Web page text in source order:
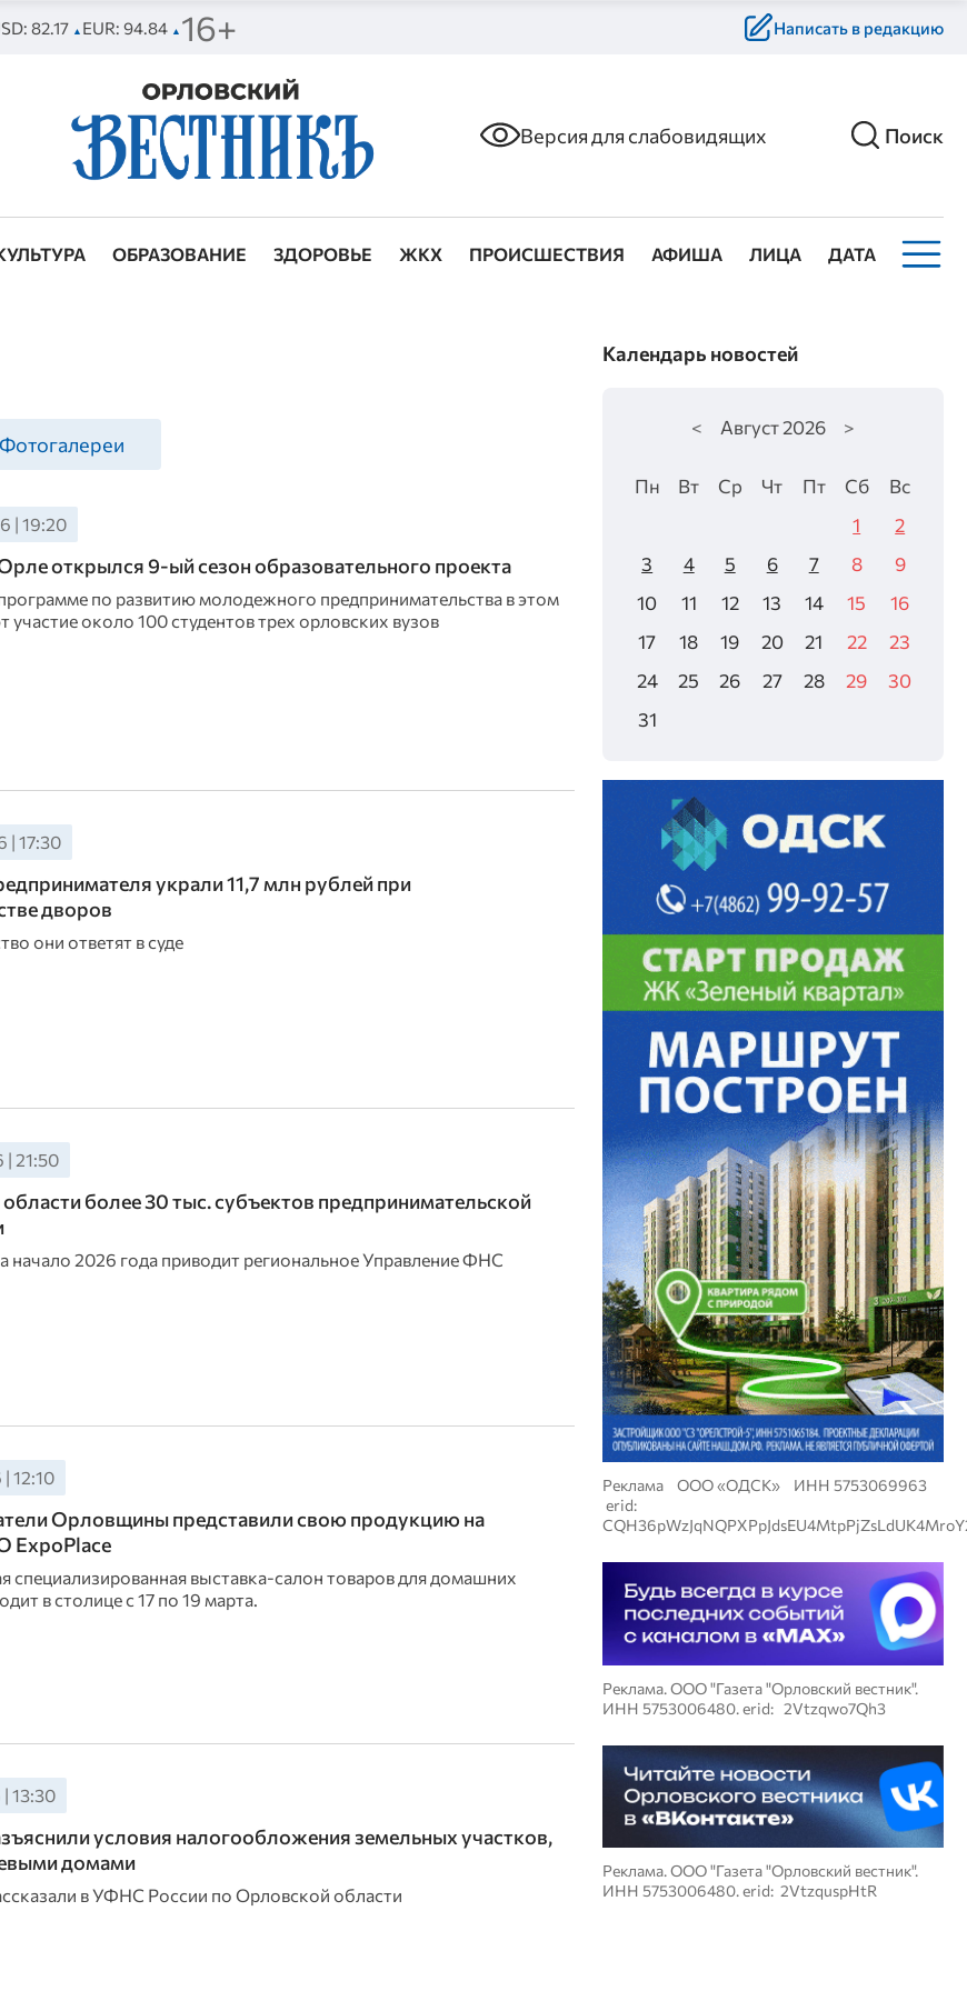
82.17 ▲ EUR: 94.84 ▲ 16+ Написать в редакцию
Версия для слабовидящих Поиск
ОБРАЗОВАНИЕ ЗДОРОВЬЕ ЖКХ ПРОИСШЕСТВИЯ АФИША ЛИЦА ДАТА
Фотогалереи
| 19:20
открылся 9-ый сезон образовательного проекта
по развитию молодежного предпринимательства в этом
участие около 100 студентов трех орловских вузов
| 17:30
украли 11,7 млн рублей при
дворов
они ответят в суде
| 21:50
более 30 тыс. субъектов предпринимательской
начало 2026 года приводит региональное Управление ФНС
12:10
Орловщины представили свою продукцию на
ExpoPlace
специализированная выставка-салон товаров для домашних
в столице с 17 по 19 марта.
13:30
условия налогообложения земельных участков,
домами
в УФНС России по Орловской области
Календарь новостей
< Август2026 >
Пн Вт Ср Чт Пт Сб
Вс
1
2
3
4 5 6 7 8
9
10
11 12 13 14 15
16
17
18 19 20 21 22
23
24
25 26 27 28 29
30
31
Реклама ООО «ОДСК» ИНН 5753069963
erid:
Реклама. ООО "Газета "Орловский вестник".
ИНН 5753006480. erid: 2Vtzqwo7Qh3
Реклама. ООО "Газета "Орловский вестник".
ИНН 5753006480. erid: 2VtzquspHtR